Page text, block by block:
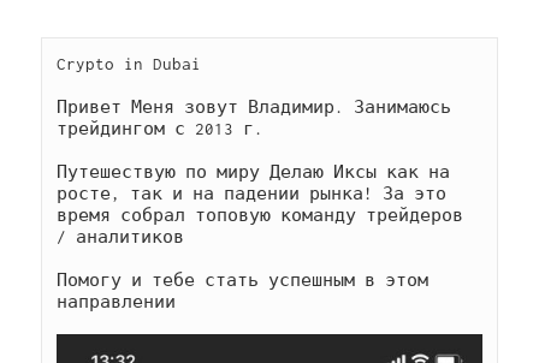
Crypto in Dubai
Привет Меня зовут Владимир. Занимаюсь
трейдингом с 2013 г.
Путешествую по миру Делаю Иксы как на
росте, так и на падении рынка! За это
время собрал топовую команду трейдеров
/ аналитиков
Помогу и тебе стать успешным в этом
направлении